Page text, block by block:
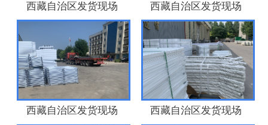
西藏自治区发货现场 西藏自治区发货现场
西藏自治区发货现场 西藏自治区发货现场